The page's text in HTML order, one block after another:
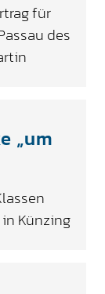
für
des
„um
Künzing